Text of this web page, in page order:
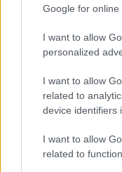
Google for online
I want to allow
personalized
I want to allow
related to
device identifiers
I want to allow
related to
Marta Ruiz · 7 Ago 2026
FINANZAS